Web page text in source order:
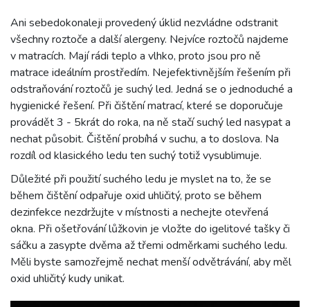
Ani sebedokonaleji provedený úklid nezvládne odstranit
všechny roztoče a další alergeny. Nejvíce roztočů najdeme
v matracích. Mají rádi teplo a vlhko, proto jsou pro ně
matrace ideálním prostředím. Nejefektivnějším řešením při
odstraňování roztočů je suchý led. Jedná se o jednoduché a
hygienické řešení. Při čištění matrací, které se doporučuje
provádět 3 - 5krát do roka, na ně stačí suchý led nasypat a
nechat působit. Čištění probíhá v suchu, a to doslova. Na
rozdíl od klasického ledu ten suchý totiž vysublimuje.
Důležité při použití suchého ledu je myslet na to, že se
během čištění odpařuje oxid uhličitý, proto se během
dezinfekce nezdržujte v místnosti a nechejte otevřená
okna. Při ošetřování lůžkovin je vložte do igelitové tašky či
sáčku a zasypte dvěma až třemi odměrkami suchého ledu.
Měli byste samozřejmě nechat menší odvětrávání, aby měl
oxid uhličitý kudy unikat.